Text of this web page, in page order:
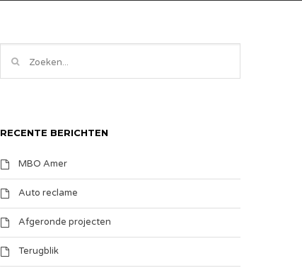
RECENTE BERICHTEN
MBO Amer
Auto reclame
Afgeronde projecten
Terugblik